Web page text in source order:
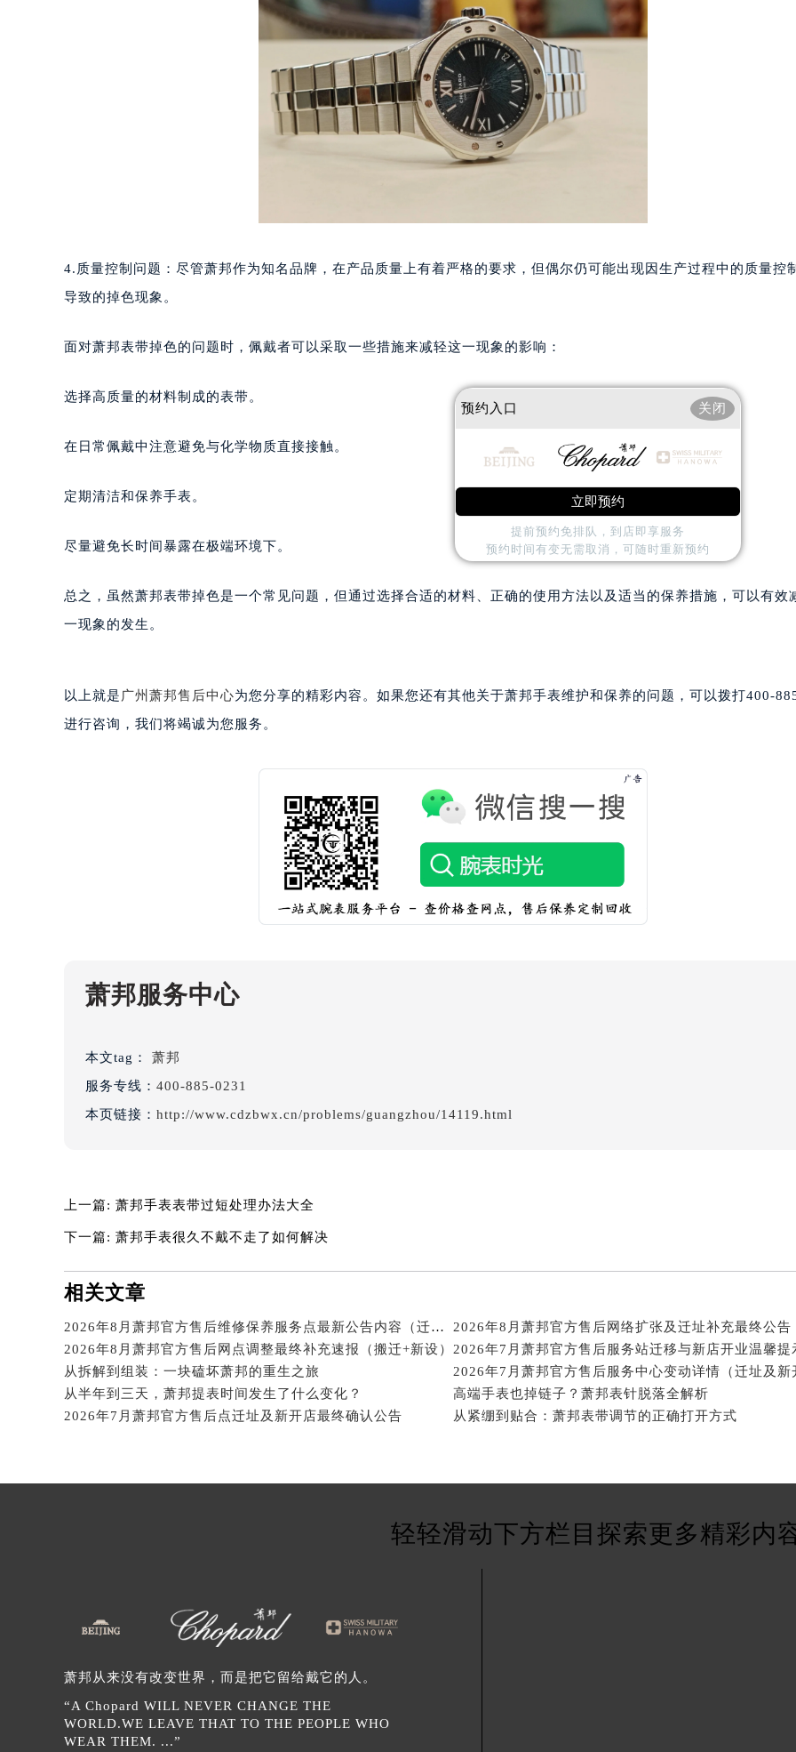
南宁市青秀区金湖路59号地王大厦12楼1224室（需提前预约）
合肥市蜀山区潜山路111号万象城华润大厦B座12楼03室（需提前预约）
泉州市丰泽区宝洲路729号浦西万达中心写字楼A座7楼709室（需提前预约）
青岛市南区山东路6号华润大厦B座22层04室（需提前预约）
烟台市芝罘区胜利路139号万达金融中心A座907室（需提前预约）
长春市朝阳区西安大路727号中银大厦A座(旺进大厦)18层09室（需提前预约）
贵阳市南明区都司高架桥路33号亨特国际金融中心14楼14D（需提前预约）
海口市龙华区金贸东路5号海口华润大厦B座17层1707室（需提前预约）
内蒙古自治区呼和浩特市玉泉区大学西街70号华润万象城写字楼（鄂尔多斯大厦）23层2326室（需
重庆市解放碑渝中区民权路28号英利国际金融中心写字楼20层01室（需提前预约）
黑龙江省大庆市萨尔图区会战大街萧邦售后服务中心（需提前预约）
黑龙江省鹤岗市向阳区红军路萧邦售后服务中心（需提前预约）
黑龙江省黑河市爱辉区中央街萧邦售后服务中心（需提前预约）
黑龙江省鸡西市鸡冠区红军路萧邦售后服务中心（需提前预约）
黑龙江省佳木斯市向阳区长安路萧邦售后服务中心（需提前预约）
黑龙江省牡丹江市东安区太平路萧邦售后服务中心（需提前预约）
黑龙江省七台河市桃山区大同街萧邦售后服务中心（需提前预约）
黑龙江省齐齐哈尔市龙沙区龙华路萧邦售后服务中心（需提前预约）
吉林省白城市洮北区明仁南街萧邦售后服务中心（需提前预约）
吉林省梅河口市新华街道梅河大街萧邦售后服务中心（需提前预约）
吉林省四平市铁东区紫气大路与南九经街交汇处萧邦售后服务中心（需提前预约）
吉林省松原市宁江区五环大街萧邦售后服务中心（需提前预约）
吉林省通化市东昌区环通乡江南大街萧邦售后服务中心（需提前预约）
吉林省延边市延吉市解放路萧邦售后服务中心（需提前预约）
辽宁省鞍山市铁东区站前街萧邦售后服务中心（需提前预约）
辽宁省丹东市振兴区七经街萧邦售后服务中心（需提前预约）
辽宁省抚顺市新抚区东一路萧邦售后服务中心（需提前预约）
辽宁省葫芦岛市连山区中央路萧邦售后服务中心（需提前预约）
辽宁省锦州市古塔区中央大街萧邦售后服务中心（需提前预约）
辽宁省辽阳市白塔区新运大街萧邦售后服务中心（需提前预约）
辽宁省沈阳市沈河区中街路137号亨得利名表维修授权店1楼萧邦售后服务中心（需提前预约）
辽宁省沈阳市沈河区中街路83号亨得利名表维修授权店1楼萧邦售后服务中心（需提前预约）
内蒙古自治区阿拉善盟市左旗土尔扈特大街萧邦售后服务中心（需提前预约）
内蒙古自治区巴彦淖尔市临河区新华街萧邦售后服务中心（需提前预约）
内蒙古自治区包头市青山区幸福路甲3号王府井百货名表维修萧邦售后服务中心（需提前预约）
内蒙古自治区赤峰市红山区哈达街萧邦售后服务中心（需提前预约）
内蒙古自治区通辽市科尔沁区明仁大街萧邦售后服务中心（需提前预约）
内蒙古自治区乌兰察布市集宁区恩和大街萧邦售后服务中心（需提前预约）
山西省大同市平城区迎宾街萧邦售后服务中心（需提前预约）
山西省晋城市城区黄华街萧邦售后服务中心（需提前预约）
山西省临汾市尧都区解放路萧邦售后服务中心（需提前预约）
山西省吕梁市离石区永宁中路与建设街交叉口萧邦售后服务中心（需提前预约）
山西省朔州市朔城区怡西路与鄯阳西街交汇处萧邦售后服务中心（需提前预约）
4.质量控制问题：尽管萧邦作为知名品牌，在产品质量上有着严格的要求，但偶尔仍可能出现因生产过程中的质量控
导致的掉色现象。
面对萧邦表带掉色的问题时，佩戴者可以采取一些措施来减轻这一现象的影响：
选择高质量的材料制成的表带。
在日常佩戴中注意避免与化学物质直接接触。
定期清洁和保养手表。
尽量避免长时间暴露在极端环境下。
总之，虽然萧邦表带掉色是一个常见问题，但通过选择合适的材料、正确的使用方法以及适当的保养措施，可以有效
一现象的发生。
以上就是 广州萧邦售后中心为您分享的精彩内容。如果您还有其他关于萧邦手表维护和保养的问题，可以拨打400-
进行咨询，我们将竭诚为您服务。
萧邦服务中心
本文tag： 萧邦
服务专线： 400-885-0231
本页链接： http://www.cdzbwx.cn/problems/guangzhou/14119.html
上一篇: 萧邦手表表带过短处理办法大全
下一篇: 萧邦手表很久不戴不走了如何解决
相关文章
2026年8月萧邦官方售后维修保养服务点最新公告内容（迁址新店）
2026年8月萧邦官方售后网络扩张及迁址补充最终公告
2026年8月萧邦官方售后网点调整最终补充速报（搬迁+新设） 2026年7月萧邦官方售后服务站迁移与新店开业温馨提
从拆解到组装：一块磕坏萧邦的重生之旅
2026年7月萧邦官方售后服务中心变动详情（迁址及新
从半年到三天，萧邦提表时间发生了什么变化？
高端手表也掉链子？萧邦表针脱落全解析
2026年7月萧邦官方售后点迁址及新开店最终确认公告
从紧绷到贴合：萧邦表带调节的正确打开方式
轻轻滑动下方栏目探索更多精彩内
萧邦从来没有改变世界，而是把它留给戴它的人。
“A Chopard WILL NEVER CHANGE THE
WORLD.WE LEAVE THAT TO THE PEOPLE WHO
WEAR THEM. ...”
预约入口 关闭
立即预约
提前预约免排队，到店即享服务
预约时间有变无需取消，可随时重新预约